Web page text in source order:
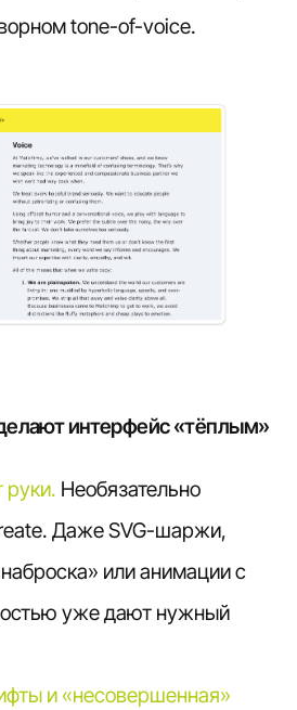
tone-of-voice.
интерфейс «тёплым»
руки. Необязательно
Даже SVG-шаржи,
или анимации с
уже дают нужный
и «несовершенная»